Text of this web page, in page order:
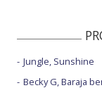
Jungle, Sunshine
Becky G, Baraja